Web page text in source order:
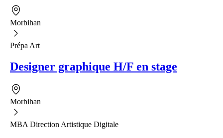
Morbihan
Prépa Art
Designer graphique H/F en stage
Morbihan
MBA Direction Artistique Digitale